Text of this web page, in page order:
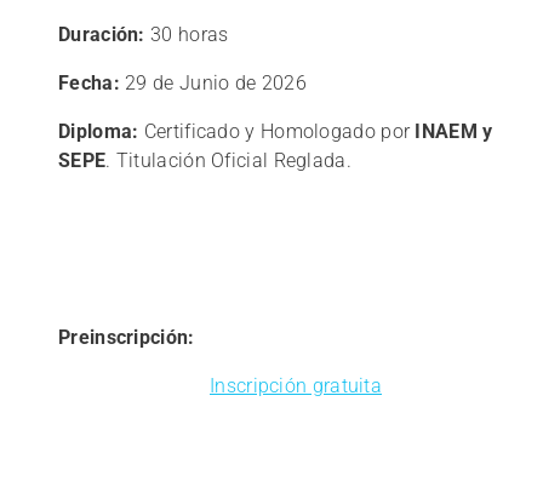
Duración: 30 horas
Fecha: 29 de Junio de 2026
Diploma: Certificado y Homologado por INAEM y
SEPE. Titulación Oficial Reglada.
Preinscripción:
Inscripción gratuita